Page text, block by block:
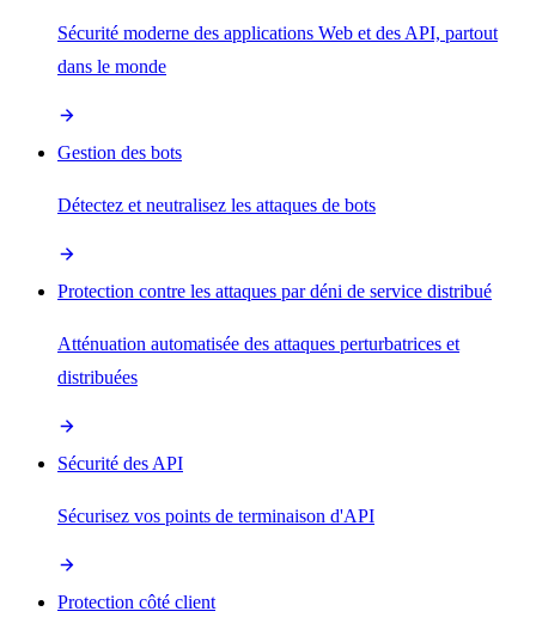
Sécurité moderne des applications Web et des API, partout
dans le monde
Gestion des bots
Détectez et neutralisez les attaques de bots
Protection contre les attaques par déni de service distribué
Atténuation automatisée des attaques perturbatrices et
distribuées
Sécurité des API
Sécurisez vos points de terminaison d'API
Protection côté client